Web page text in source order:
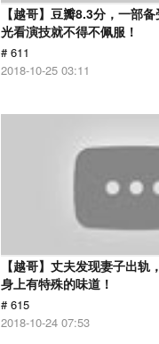
【越哥】豆瓣8.3分，一部
光看演技就不得不佩服！
# 611
2018-10-25 03:11
【越哥】丈夫发现妻子出轨
身上有特殊的味道！
# 615
2018-10-24 07:53